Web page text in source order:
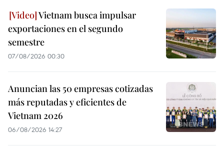
Vietnam busca impulsar
exportaciones en el segundo
semestre
07/08/2026 00:30
Anuncian las 50 empresas cotizadas
más reputadas y eficientes de
Vietnam 2026
06/08/2026 14:27